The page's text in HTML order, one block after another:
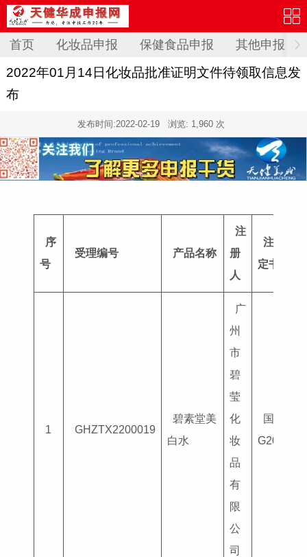
首页 化妆品申报 保健食品申报 其他申报
2022年01月14日化妆品批准证明文件待领取信息发
布
发布时间:2022-02-19 浏览: 1,960 次
序
号
受理编号 产品名称
注
册
人
注册证
定书编号
1 GHZTX2200019
碧素堂美
白水
广
州
市
碧
莹
化
妆
品
有
限
公
司
国妆特字